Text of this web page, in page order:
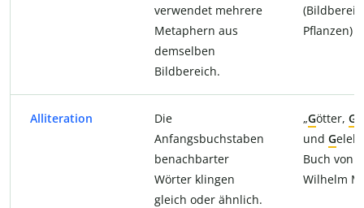
verwendet mehrere
Metaphern aus
demselben
Bildbereich.
Pflanzen)
Alliteration
Die
Anfangsbuchstaben
benachbarter
Wörter klingen
gleich oder ähnlich.
„Götter, G
und G
Buch von
Wilhelm